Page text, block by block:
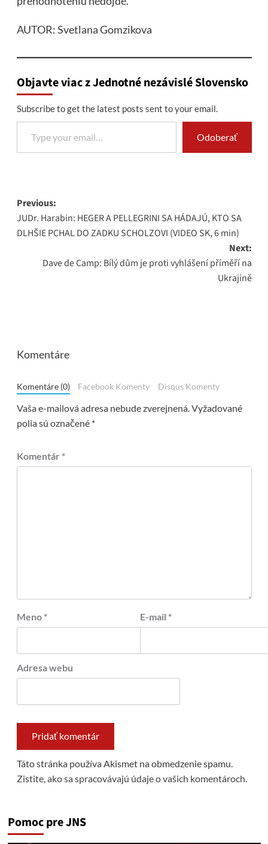
AUTOR: Svetlana Gomzikova
Objavte viac z Jednotné nezávislé Slovensko
Subscribe to get the latest posts sent to your email.
Type your email…
Odoberať
Post
navigation
Previous:
JUDr. Harabin: HEGER A PELLEGRINI SA HÁDAJÚ, KTO SA
DLHŠIE PCHAL DO ZADKU SCHOLZOVI (VIDEO SK, 6 min)
Next:
Dave de Camp: Bílý dům je proti vyhlášení příměří na
Ukrajině
Komentáre
Komentáre (0) Facebook Komenty Disqus Komenty
Vaša e-mailová adresa nebude zverejnená.Vyžadované
polia sú označené *
Komentár *
Meno * E-mail *
Adresa webu
Táto stránka používa Akismet na obmedzenie spamu.
Zistite, ako sa spracovávajú údaje o vašich komentároch.
Pomoc pre JNS